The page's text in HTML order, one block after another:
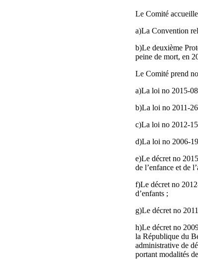
Le Comité
a)La Convention
b)Le deuxième
peine de mort, en
Le Comité prend
a)La loi no 2015-
b)La loi no 2011-
c)La loi no 2012-
d)La loi no 2006-
e)Le décret no
de l’enfance et de
f)Le décret no
d’enfants ;
g)Le décret no
h)Le décret no
la République du
administrative de
portant modalités